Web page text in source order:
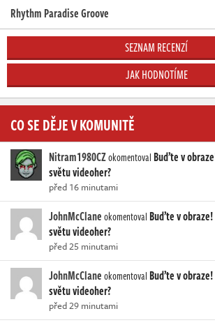
Rhythm Paradise Groove
SEZNAM RECENZÍ
JAK HODNOTÍME
CO SE DĚJE V KOMUNITĚ
Nitram1980CZokomentoval Buďte v
světu videoher?
před 16 minutami
JohnMcClaneokomentoval Buďte v
světu videoher?
před 25 minutami
JohnMcClaneokomentoval Buďte v
světu videoher?
před 29 minutami